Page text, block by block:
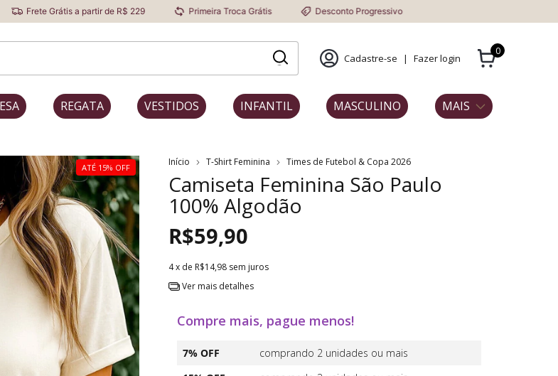
a partir de R$ 229 Primeira Troca Grátis Desconto Progressivo
Cadastre-se | Fazer login
0
REGATA VESTIDOS INFANTIL MASCULINO MAIS
ATÉ 15% OFF Início T-Shirt Feminina Times de Futebol & Copa 2026
Camiseta Feminina São Paulo
100% Algodão
R$59,90
4x de R$14,98 sem juros
Ver mais detalhes
Compre mais, pague menos!
7% OFF
comprando 2 unidades ou mais